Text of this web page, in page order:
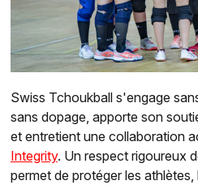
Swiss Tchoukball s'engage
sans dopage, apporte son
et entretient une collaboration
Integrity. Un respect rigoureux
permet de protéger les